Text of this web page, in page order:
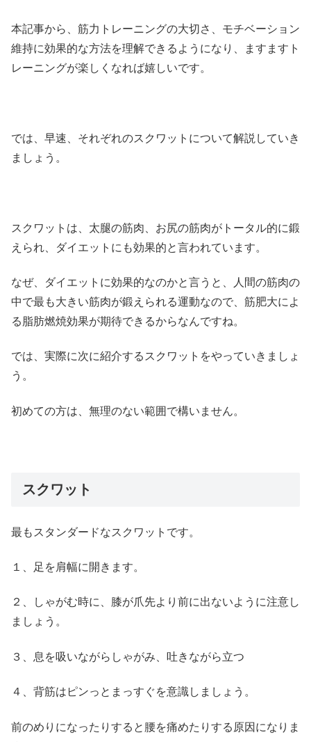
本記事から、筋力トレーニングの大切さ、モチベーション
維持に効果的な方法を理解できるようになり、ますますト
レーニングが楽しくなれば嬉しいです。
では、早速、それぞれのスクワットについて解説していき
ましょう。
スクワットは、太腿の筋肉、お尻の筋肉がトータル的に鍛
えられ、ダイエットにも効果的と言われています。
なぜ、ダイエットに効果的なのかと言うと、人間の筋肉の
中で最も大きい筋肉が鍛えられる運動なので、筋肥大によ
る脂肪燃焼効果が期待できるからなんですね。
では、実際に次に紹介するスクワットをやっていきましょ
う。
初めての方は、無理のない範囲で構いません。
スクワット
最もスタンダードなスクワットです。
１、足を肩幅に開きます。
２、しゃがむ時に、膝が爪先より前に出ないように注意し
ましょう。
３、息を吸いながらしゃがみ、吐きながら立つ
４、背筋はピンっとまっすぐを意識しましょう。
前のめりになったりすると腰を痛めたりする原因になりま